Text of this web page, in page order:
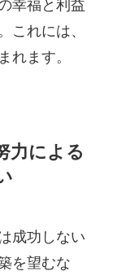
幸福と利益
これには、
れます。
力による
成功しない
を望むな